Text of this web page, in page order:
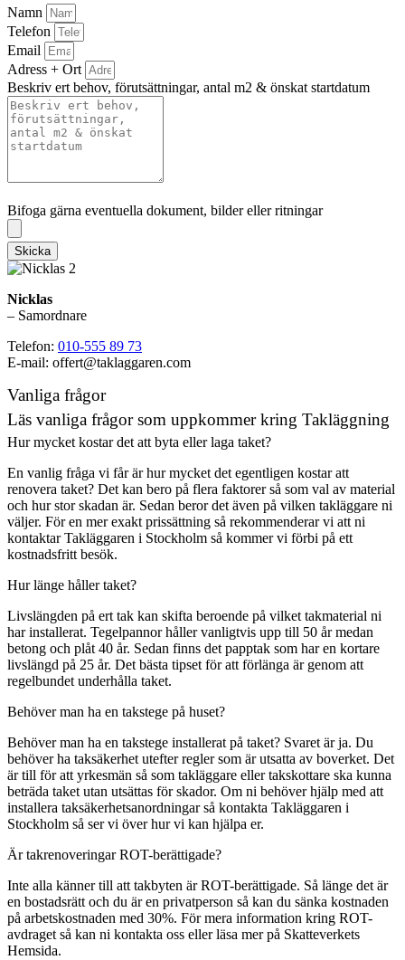
Namn
Telefon
Email
Adress + Ort
Beskriv ert behov, förutsättningar, antal m2 & önskat startdatum
Bifoga gärna eventuella dokument, bilder eller ritningar
Skicka
Nicklas
– Samordnare
Telefon: 010-555 89 73
E-mail: offert@taklaggaren.com
Vanliga frågor
Läs vanliga frågor som uppkommer kring Takläggning
Hur mycket kostar det att byta eller laga taket?
En vanlig fråga vi får är hur mycket det egentligen kostar att
renovera taket? Det kan bero på flera faktorer så som val av material
och hur stor skadan är. Sedan beror det även på vilken takläggare ni
väljer. För en mer exakt prissättning så rekommenderar vi att ni
kontaktar Takläggaren i Stockholm så kommer vi förbi på ett
kostnadsfritt besök.
Hur länge håller taket?
Livslängden på ert tak kan skifta beroende på vilket takmaterial ni
har installerat. Tegelpannor håller vanligtvis upp till 50 år medan
betong och plåt 40 år. Sedan finns det papptak som har en kortare
livslängd på 25 år. Det bästa tipset för att förlänga är genom att
regelbundet underhålla taket.
Behöver man ha en takstege på huset?
Behöver man ha en takstege installerat på taket? Svaret är ja. Du
behöver ha taksäkerhet utefter regler som är utsatta av boverket. Det
är till för att yrkesmän så som takläggare eller takskottare ska kunna
beträda taket utan utsättas för skador. Om ni behöver hjälp med att
installera taksäkerhetsanordningar så kontakta Takläggaren i
Stockholm så ser vi över hur vi kan hjälpa er.
Är takrenoveringar ROT-berättigade?
Inte alla känner till att takbyten är ROT-berättigade. Så länge det är
en bostadsrätt och du är en privatperson så kan du sänka kostnaden
på arbetskostnaden med 30%. För mera information kring ROT-
avdraget så kan ni kontakta oss eller läsa mer på Skatteverkets
Hemsida.